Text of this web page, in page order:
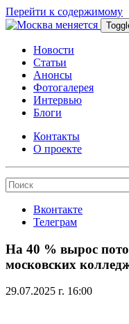
Перейти к содержимому
Новости
Статьи
Анонсы
Фотогалерея
Интервью
Блоги
Контакты
О проекте
Вконтакте
Телеграм
На 40 % вырос
московских
29.07.2025 г. 16:00